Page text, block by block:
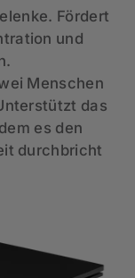
Fördert
und
Menschen
das
es den
durchbricht